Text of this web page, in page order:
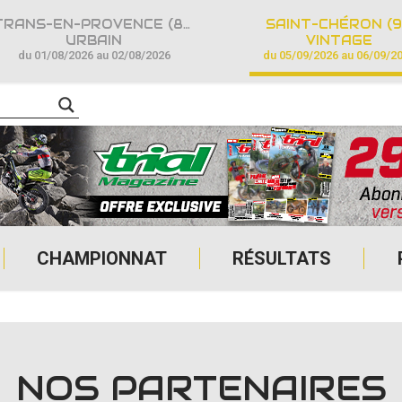
CHAMPIONNAT RÉSULTATS
TRANS-EN-PROVENCE (83)
URBAIN
du 01/08/2026 au 02/08/2026
SAINT-CHÉRON
VINTAGE
du 05/09/2026 au 06/09/
NOS PARTENAIRES